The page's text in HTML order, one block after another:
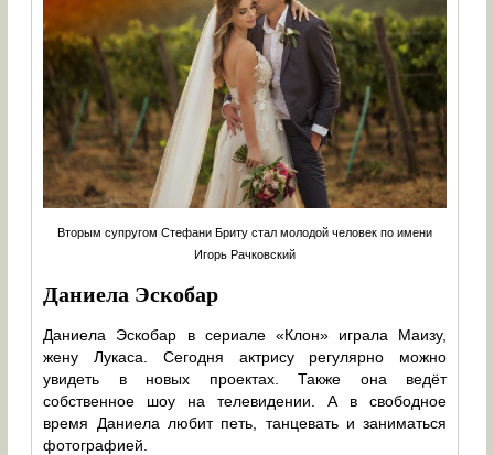
Вторым супругом Стефани Бриту стал молодой человек по имени
Игорь Рачковский
Даниела Эскобар
Даниела Эскобар в сериале «Клон» играла Маизу,
жену Лукаса. Сегодня актрису регулярно можно
увидеть в новых проектах. Также она ведёт
собственное шоу на телевидении. А в свободное
время Даниела любит петь, танцевать и заниматься
фотографией.